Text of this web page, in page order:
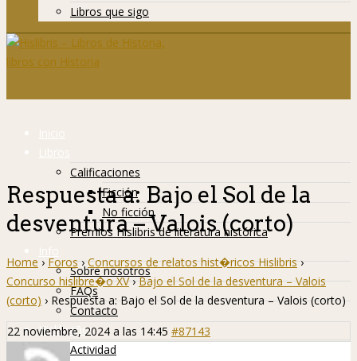
Libros que sigo
Inicio
Libros
Calificaciones
Ficción
No ficción
Premios Hislibris de literatura histórica
Info
Sobre nosotros
FAQs
Contacto
Hislibreños
Actividad
Respuesta a: Bajo el Sol de la
desventura – Valois (corto)
Home › Foros › Concursos de relatos hist�ricos Hislibris ›
Concurso hislibre�o XV › Bajo el Sol de la desventura – Valois
(corto) › Respuesta a: Bajo el Sol de la desventura – Valois (corto)
22 noviembre, 2024 a las 14:45 #87143